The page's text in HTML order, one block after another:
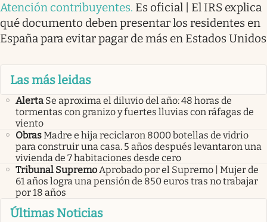
Atención contribuyentes. Es oficial | El IRS explica
qué documento deben presentar los residentes en
España para evitar pagar de más en Estados Unidos
Las más leidas
Alerta Se aproxima el diluvio del año: 48 horas de
tormentas con granizo y fuertes lluvias con ráfagas de
viento
ObrasMadre e hija reciclaron 8000 botellas de vidrio
para construir una casa. 5 años después levantaron una
vivienda de 7 habitaciones desde cero
Tribunal SupremoAprobado por el Supremo | Mujer de
61 años logra una pensión de 850 euros tras no trabajar
por 18 años
Últimas Noticias